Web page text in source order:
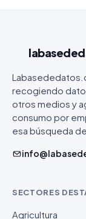
recogiendo
otros medios y
consumo por
esa búsqueda
SECTORES
Agricultura